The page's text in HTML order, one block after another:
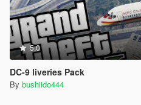
5.0
DC-9 liveries Pack
By bushiido444